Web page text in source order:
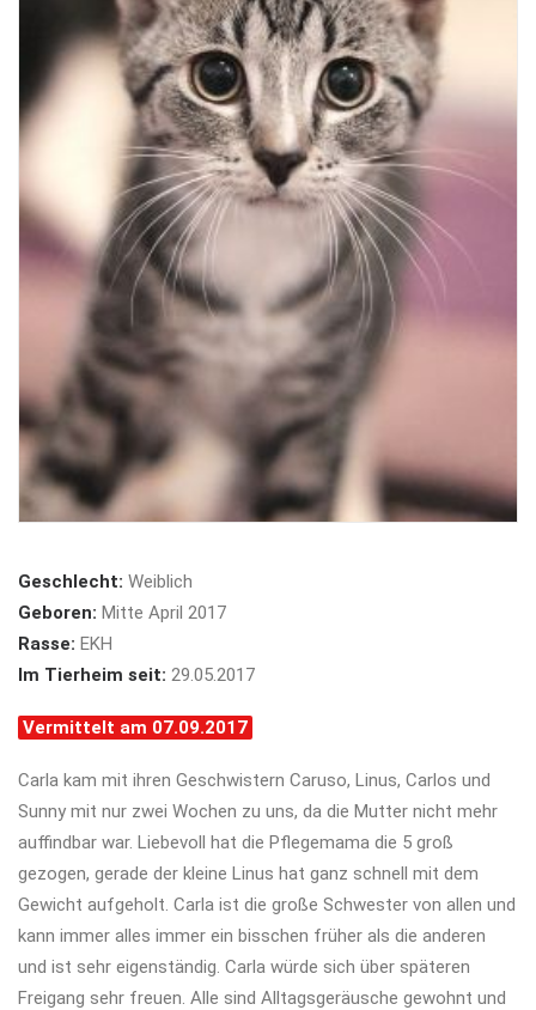
Geschlecht: Weiblich
Geboren: Mitte April 2017
Rasse: EKH
Im Tierheim seit: 29.05.2017
Vermittelt am 07.09.2017
Carla kam mit ihren Geschwistern Caruso, Linus, Carlos und
Sunny mit nur zwei Wochen zu uns, da die Mutter nicht mehr
auffindbar war. Liebevoll hat die Pflegemama die 5 groß
gezogen, gerade der kleine Linus hat ganz schnell mit dem
Gewicht aufgeholt. Carla ist die große Schwester von allen und
kann immer alles immer ein bisschen früher als die anderen
und ist sehr eigenständig. Carla würde sich über späteren
Freigang sehr freuen. Alle sind Alltagsgeräusche gewohnt und